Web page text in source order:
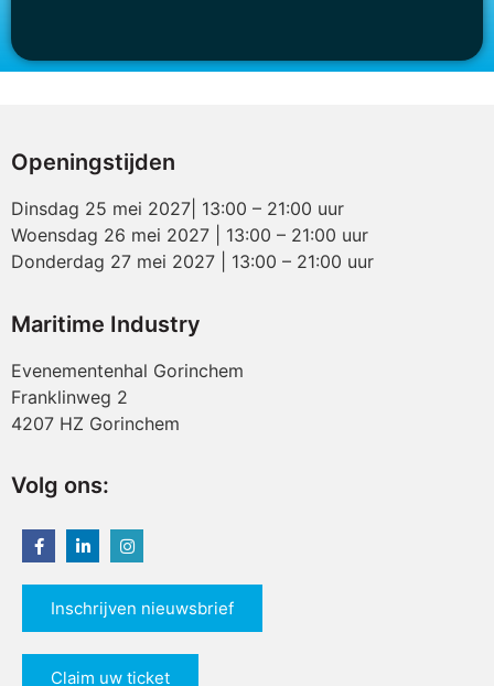
Openingstijden
Dinsdag 25 mei 2027| 13:00 – 21:00 uur
Woensdag 26 mei 2027 | 13:00 – 21:00 uur
Donderdag 27 mei 2027 | 13:00 – 21:00 uur
Maritime Industry
Evenementenhal Gorinchem
Franklinweg 2
4207 HZ Gorinchem
Volg ons:
Inschrijven nieuwsbrief
Claim uw ticket